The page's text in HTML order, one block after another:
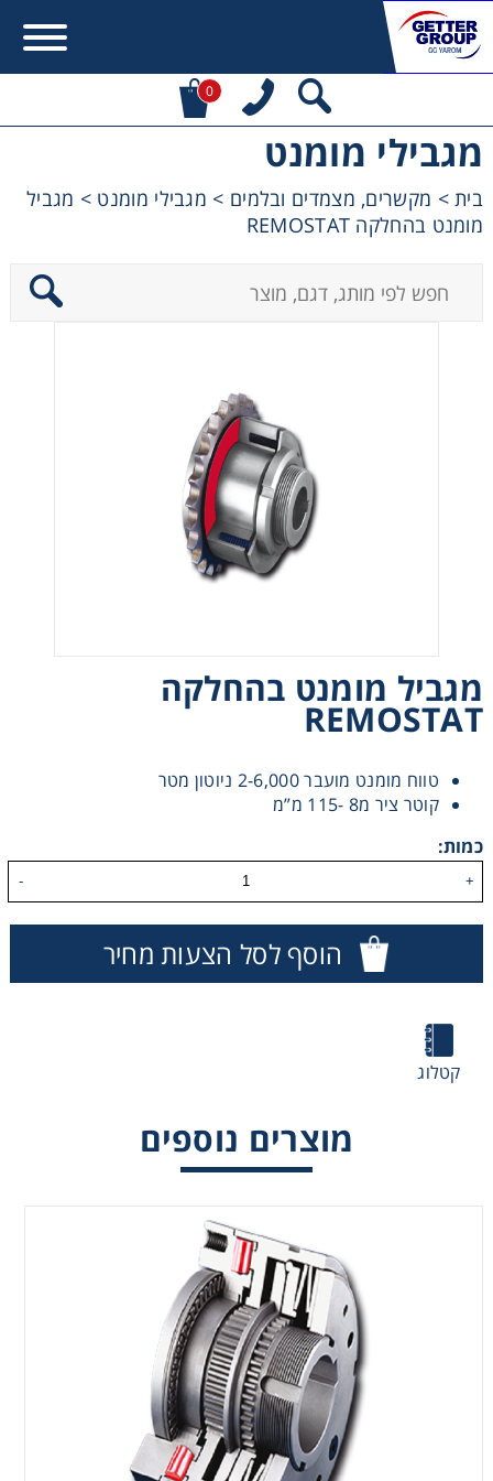
0
מגבילי מומנט
בית> מקשרים, מצמדים ובלמים > מגבילי מומנט > מגביל
מומנט בהחלקה REMOSTAT
מגביל מומנט בהחלקה
REMOSTAT
טווח מומנט מועבר 2-6,000 ניוטון מטר
קוטר ציר מ8 -115 מ”מ
כמות:
+
-
הוסף לסל הצעות מחיר
קטלוג
מוצרים נוספים
Contact form not found.
מעונין לקבל הצעת מחיר או מידע עבור:
מקשרים, מצמדים ובלמים
שרשראות, גלגלי שרשרת וגלגלי שיניים
רצועות וי, רצועות תזמון וגלגלים
פיקוד ובקרה
רשתות ואביזרי מסוע